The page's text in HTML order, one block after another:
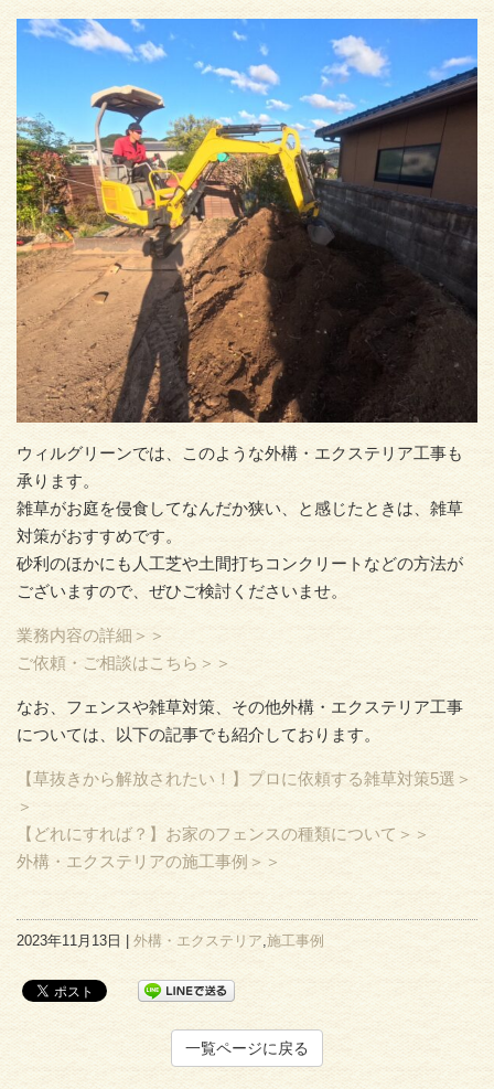
ウィルグリーンでは、このような外構・エクステリア工事も
承ります。
雑草がお庭を侵食してなんだか狭い、と感じたときは、雑草
対策がおすすめです。
砂利のほかにも人工芝や土間打ちコンクリートなどの方法が
ございますので、ぜひご検討くださいませ。
業務内容の詳細＞＞
ご依頼・ご相談はこちら＞＞
なお、フェンスや雑草対策、その他外構・エクステリア工事
については、以下の記事でも紹介しております。
【草抜きから解放されたい！】プロに依頼する雑草対策5選＞
＞
【どれにすれば？】お家のフェンスの種類について＞＞
外構・エクステリアの施工事例＞＞
2023年11月13日 | 外構・エクステリア,施工事例
一覧ページに戻る